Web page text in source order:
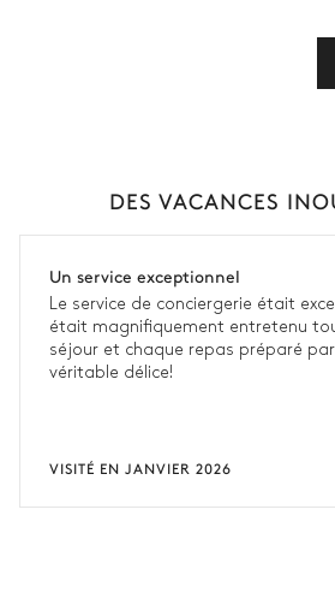
DES VACANCES
Un service exceptionnel
Le service de conciergerie était
était magnifiquement entretenu
séjour et chaque repas préparé
véritable délice!
VISITÉ EN JANVIER 2026